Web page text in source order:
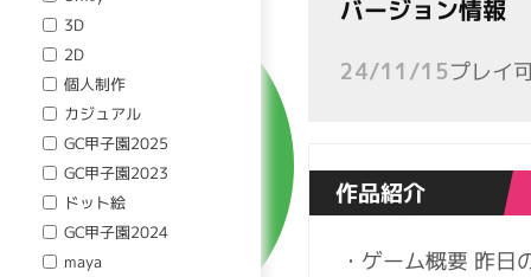
3D
2D
個人制作
カジュアル
GC甲子園2025
GC甲子園2023
ドット絵
GC甲子園2024
maya
バージョン情報
24/11/15プレイ
作品紹介
・ゲーム概要 昨日